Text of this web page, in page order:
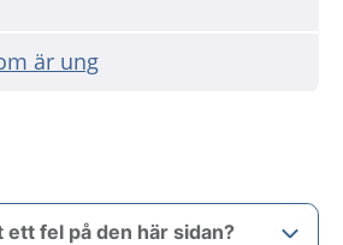
är ung
ett fel på den här sidan?